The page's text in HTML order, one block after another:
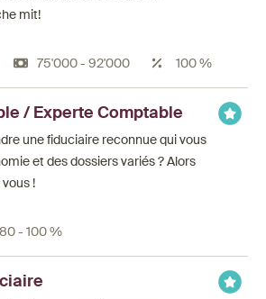
mit!
75'000 - 92'000 100 %
/ Experte Comptable
une fiduciaire reconnue qui vous
et des dossiers variés ? Alors
!
80 - 100 %